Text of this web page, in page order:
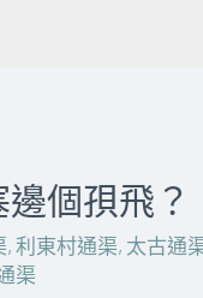
個孭飛？
,利東村通渠, 太古通
渠